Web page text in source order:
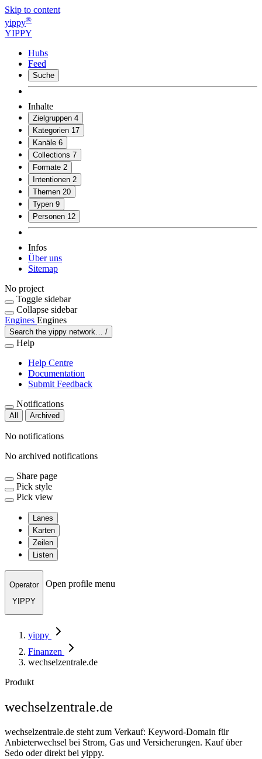
Skip to content
yippy®
YIPPY
Hubs
Feed
Suche
Inhalte
Zielgruppen 4
Kategorien 17
Kanäle 6
Collections 7
Formate 2
Intentionen 2
Themen 20
Typen 9
Personen 12
Infos
Über uns
Sitemap
No project
Toggle sidebar
Collapse sidebar
Engines Engines
Search the yippy network… /
Help
Help Centre
Documentation
Submit Feedback
Notifications
All Archived
No notifications
No archived notifications
Share page
Pick style
Pick view
Lanes
Karten
Zeilen
Listen
Operator
YIPPY
Open profile menu
yippy
Finanzen
wechselzentrale.de
Produkt
wechselzentrale.de
wechselzentrale.de steht zum Verkauf: Keyword-Domain für
Anbieterwechsel bei Strom, Gas und Versicherungen. Kauf über
Sedo oder direkt bei yippy.